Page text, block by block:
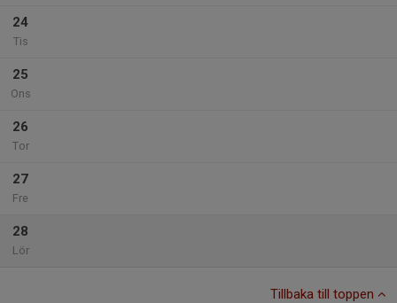
24
Tis
25
Ons
26
Tor
27
Fre
28
Lör
Tillbaka till toppen